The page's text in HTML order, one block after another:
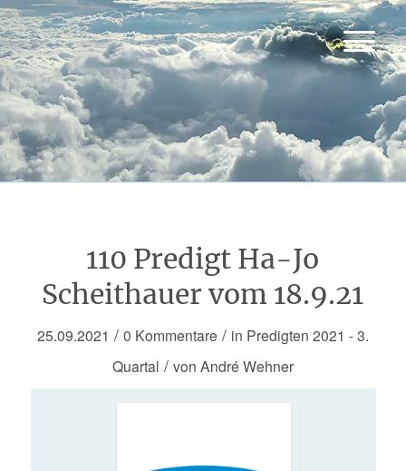
110 Predigt Ha-Jo
Scheithauer vom 18.9.21
25.09.2021 / 0 Kommentare / in Predigten 2021 - 3.
Quartal / von André Wehner